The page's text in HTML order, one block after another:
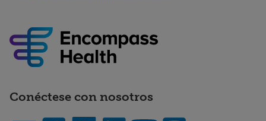
Conéctese con nosotros